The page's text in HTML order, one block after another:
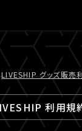
LIVESHIP グッズ販売
利用規